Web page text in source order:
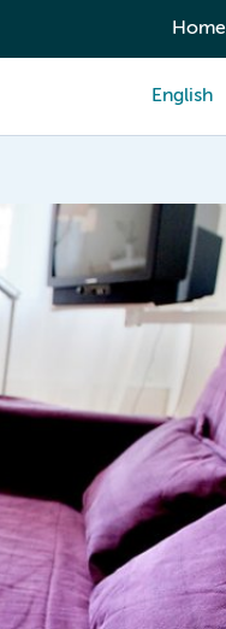
Home
English